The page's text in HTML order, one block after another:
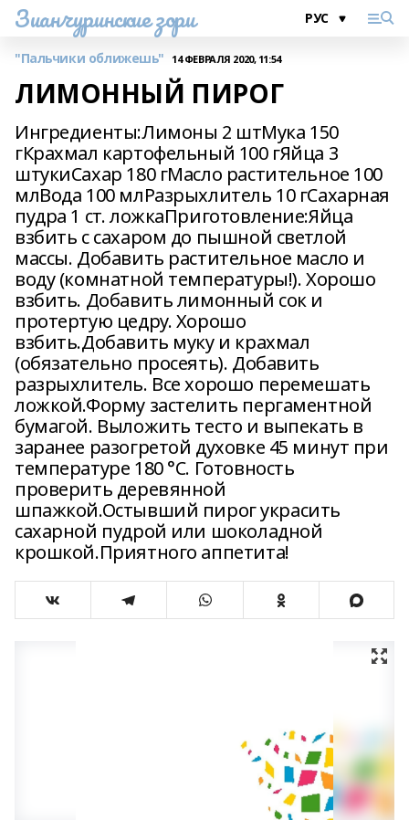
Зианчуринские зори
"Пальчики оближешь" 14 ФЕВРАЛЯ 2020, 11:54
ЛИМОННЫЙ ПИРОГ
Ингредиенты:Лимоны 2 штМука 150
гКрахмал картофельный 100 гЯйца 3
штукиСахар 180 гМасло растительное 100
млВода 100 млРазрыхлитель 10 гСахарная
пудра 1 ст. ложкаПриготовление:Яйца
взбить с сахаром до пышной светлой
массы. Добавить растительное масло и
воду (комнатной температуры!). Хорошо
взбить. Добавить лимонный сок и
протертую цедру. Хорошо
взбить.Добавить муку и крахмал
(обязательно просеять). Добавить
разрыхлитель. Все хорошо перемешать
ложкой.Форму застелить пергаментной
бумагой. Выложить тесто и выпекать в
заранее разогретой духовке 45 минут при
температуре 180 °С. Готовность
проверить деревянной
шпажкой.Остывший пирог украсить
сахарной пудрой или шоколадной
крошкой.Приятного аппетита!